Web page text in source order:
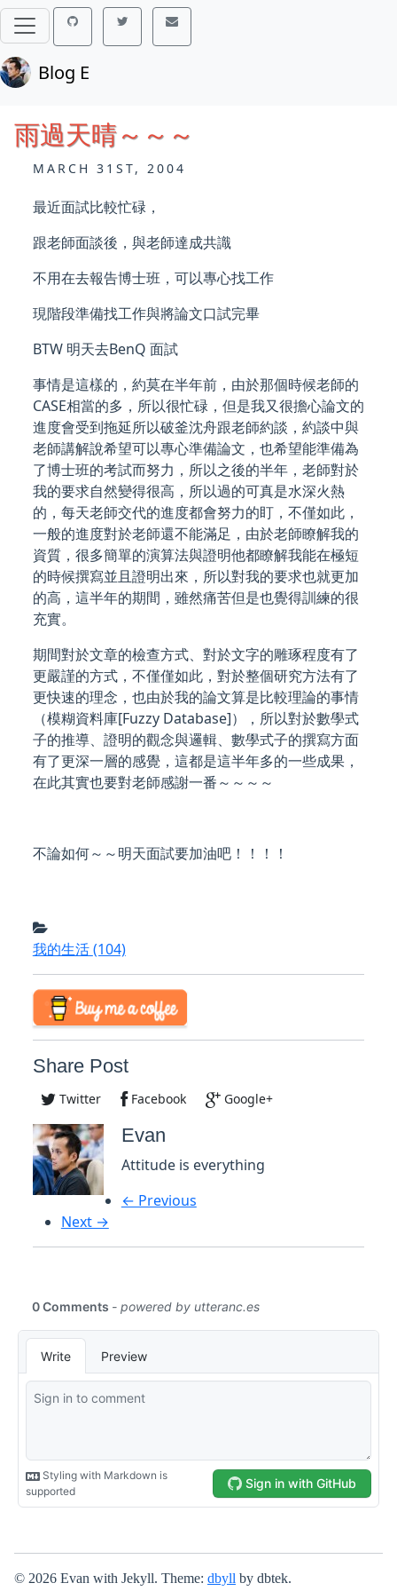
Blog E
雨過天晴～～～
MARCH 31ST, 2004
最近面試比較忙碌，
跟老師面談後，與老師達成共識
不用在去報告博士班，可以專心找工作
現階段準備找工作與將論文口試完畢
BTW 明天去BenQ 面試
事情是這樣的，約莫在半年前，由於那個時候老師的
CASE相當的多，所以很忙碌，但是我又很擔心論文的
進度會受到拖延所以破釜沈舟跟老師約談，約談中與
老師講解說希望可以專心準備論文，也希望能準備為
了博士班的考試而努力，所以之後的半年，老師對於
我的要求自然變得很高，所以過的可真是水深火熱
的，每天老師交代的進度都會努力的盯，不僅如此，
一般的進度對於老師還不能滿足，由於老師瞭解我的
資質，很多簡單的演算法與證明他都瞭解我能在極短
的時候撰寫並且證明出來，所以對我的要求也就更加
的高，這半年的期間，雖然痛苦但是也覺得訓練的很
充實。
期間對於文章的檢查方式、對於文字的雕琢程度有了
更嚴謹的方式，不僅僅如此，對於整個研究方法有了
更快速的理念，也由於我的論文算是比較理論的事情
（模糊資料庫[Fuzzy Database]），所以對於數學式
子的推導、證明的觀念與邏輯、數學式子的撰寫方面
有了更深一層的感覺，這都是這半年多的一些成果，
在此其實也要對老師感謝一番～～～～
不論如何～～明天面試要加油吧！！！！
我的生活(104)
Share Post
Twitter Facebook Google+
Evan
Attitude is everything
← Previous
Next →
© 2026 Evan with Jekyll. Theme: dbyll by dbtek.